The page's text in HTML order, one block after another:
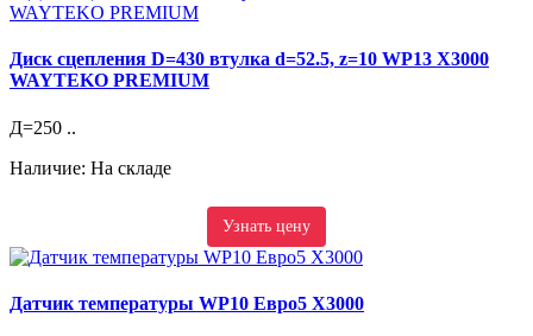
Диск сцепления D=430 втулка d=52.5, z=10 WP13 X3000
WAYTEKO PREMIUM
Д=250 ..
Наличие: На складе
Узнать цену
Датчик температуры WP10 Евро5 X3000